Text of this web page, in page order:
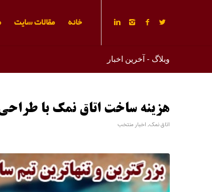
خانه مقالات سایت
وبلاگ - آخرین اخبار
هزینه ساخت اتاق نمک با
اتاق نمک, اخبار منتخب